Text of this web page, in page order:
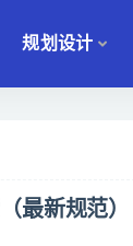
规划设计
最新规范）